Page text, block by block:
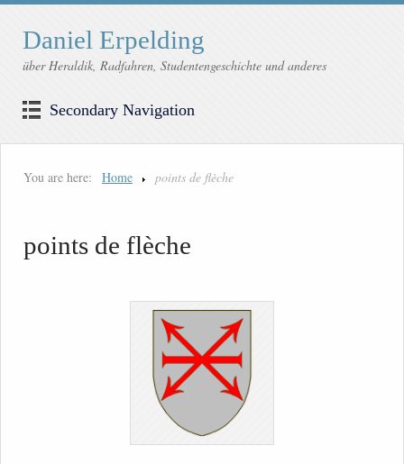
Daniel Erpelding
über Heraldik, Radfahren, Studentengeschichte und anderes
Secondary Navigation
You are here: Home points de flèche
points de flèche